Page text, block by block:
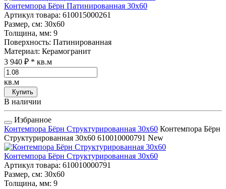
Контемпора Бёрн Патинированная 30x60
Артикул товара: 610015000261
Размер, см: 30x60
Толщина, мм: 9
Поверхность: Патинированная
Материал: Керамогранит
3 940 ₽ * кв.м
кв.м
Купить
В наличии
Избранное
Контемпора Бёрн Структурированная 30x60 Контемпора Бёрн
Структурированная 30x60 610010000791 New
Контемпора Бёрн Структурированная 30x60
Артикул товара: 610010000791
Размер, см: 30x60
Толщина, мм: 9